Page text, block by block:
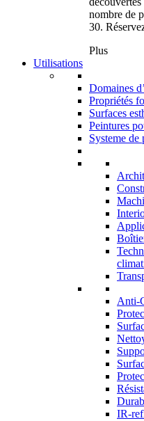
nombre de
30.
Plus
Utilisations
Domaines
Propriétés
Surfaces
Peintures
Systeme de
Anti-
IR-